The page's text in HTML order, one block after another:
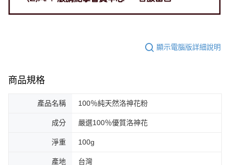
顯示電腦版詳細說明
商品規格
產品名稱 100％純天然洛神花粉
成分 嚴選100％優質洛神花
淨重 100g
產地 台灣